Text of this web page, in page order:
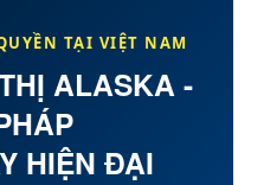
TẠI VIỆT NAM
ALASKA -
HIỆN ĐẠI